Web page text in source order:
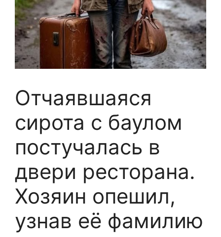
Отчаявшаяся
сирота с баулом
постучалась в
двери ресторана.
Хозяин опешил,
узнав её фамилию